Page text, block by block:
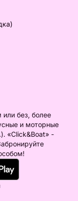
без, более
и моторные
«Click&Boat» -